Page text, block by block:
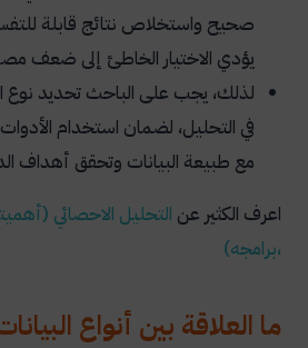
صحيح واستخلاص نتائج قابلة
يؤدي الاختيار الخاطئ إلى ضعف
لذلك، يجب على الباحث تحديد نوع
في التحليل، لضمان استخدام الأدوات
مع طبيعة البيانات وتحقق أهداف
اعرف الكثير عن التحليل الاحصائي (
،برامجه)
ما العلاقة بين أنواع